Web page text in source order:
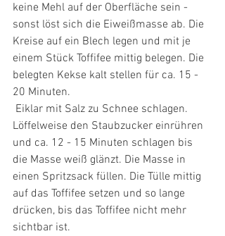
keine Mehl auf der Oberfläche sein -
sonst löst sich die Eiweißmasse ab. Die
Kreise auf ein Blech legen und mit je
einem Stück Toffifee mittig belegen. Die
belegten Kekse kalt stellen für ca. 15 -
20 Minuten.
Löffelweise den Staubzucker einrühren
und ca. 12 - 15 Minuten schlagen bis
die Masse weiß glänzt. Die Masse in
einen Spritzsack füllen. Die Tülle mittig
auf das Toffifee setzen und so lange
drücken, bis das Toffifee nicht mehr
sichtbar ist.